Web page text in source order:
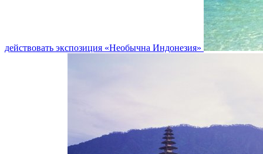
действовать экспозиция «Необычна Индонезия»